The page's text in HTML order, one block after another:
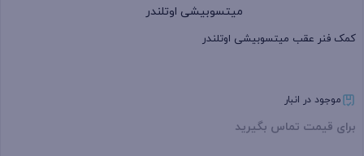
کمک فنر عقب میتسوبیشی اوتلندر
موجود در انبار
برای قیمت تماس بگیرید